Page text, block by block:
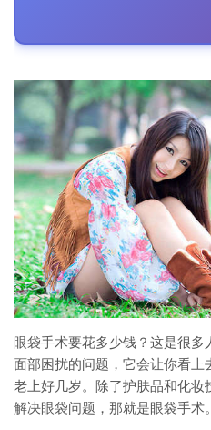
眼袋手术要花多少钱？这是很多
面部困扰的问题，它会让你看
老上好几岁。除了护肤品和化妆
解决眼袋问题，那就是眼袋手术。